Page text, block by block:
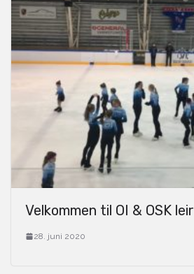
Velkommen til OI & OSK leir
28. juni 2020